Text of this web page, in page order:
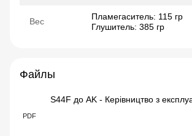
Вес
Пламегаситель: 115 гр
Глушитель: 385 гр
Файлы
PDF
S44F до AK - Керівництво з